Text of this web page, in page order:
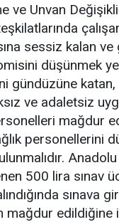
ve Unvan
sessiz kalan
düşünmek
gündüzüne katan,
ve adaletsiz
mağdur
personellerini
500 lira sınav
sınava
mağdur edildiğine